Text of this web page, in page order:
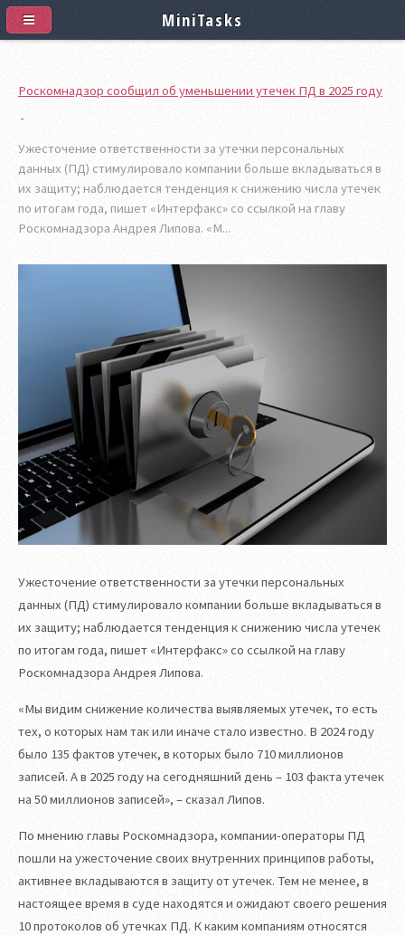
Роскомнадзор сообщил об уменьшении утечек ПД в 2025 году
Ужесточение ответственности за утечки персональных
данных (ПД) стимулировало компании больше вкладываться в
их защиту; наблюдается тенденция к снижению числа утечек
по итогам года, пишет «Интерфакс» со ссылкой на главу
Роскомнадзора Андрея Липова. «М...
Ужесточение ответственности за утечки персональных
данных (ПД) стимулировало компании больше вкладываться в
их защиту; наблюдается тенденция к снижению числа утечек
по итогам года, пишет «Интерфакс» со ссылкой на главу
Роскомнадзора Андрея Липова.
«Мы видим снижение количества выявляемых утечек, то есть
тех, о которых нам так или иначе стало известно. В 2024 году
было 135 фактов утечек, в которых было 710 миллионов
записей. А в 2025 году на сегодняшний день – 103 факта утечек
на 50 миллионов записей», – сказал Липов.
По мнению главы Роскомнадзора, компании-операторы ПД
пошли на ужесточение своих внутренних принципов работы,
активнее вкладываются в защиту от утечек. Тем не менее, в
настоящее время в суде находятся и ожидают своего решения
10 протоколов об утечках ПД. К каким компаниям относятся
MiniTasks